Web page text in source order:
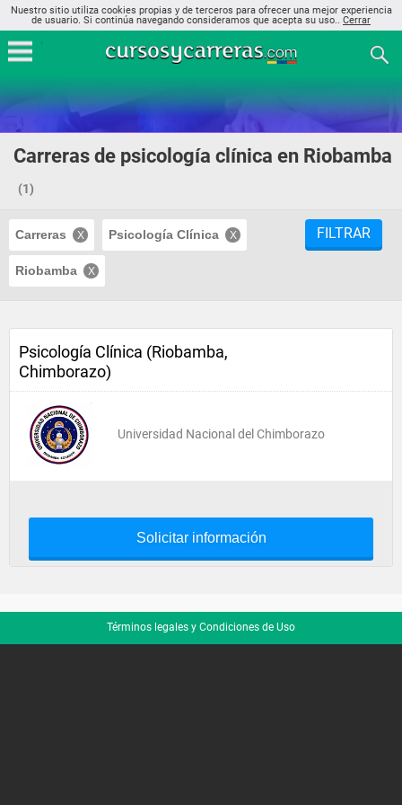
Nuestro sitio utiliza cookies propias y de terceros para ofrecer una mejor experiencia
de usuario. Si continúa navegando consideramos que acepta su uso.. Cerrar
Carreras de psicología clínica en Riobamba
(1)
Carreras Psicología Clínica
Riobamba
FILTRAR
Psicología Clínica (Riobamba,
Chimborazo)
Universidad Nacional del Chimborazo
Solicitar información
Términos legales y Condiciones de Uso